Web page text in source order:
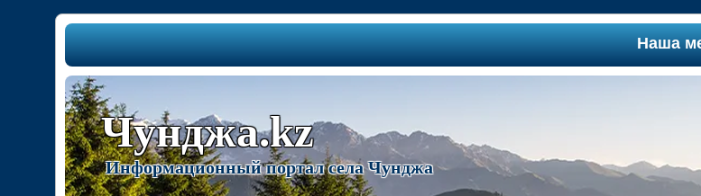
Наша
Чунджа.kz
Информационный портал села Чунджа